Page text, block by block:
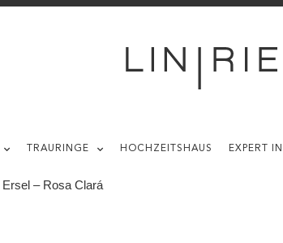
TRAURINGE HOCHZEITSHAUS EXPERT
Ersel – Rosa Clará